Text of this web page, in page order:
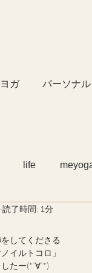
ガ パーソナ
life
読了時間: 1分
してくださる
イルトコロ」
たー(*´∀`*)